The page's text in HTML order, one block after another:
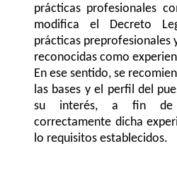
prácticas profesionales
modifica el Decreto
prácticas preprofesionales
reconocidas como
En ese sentido, se
las bases y el perfil del
su interés, a fin de
correctamente dicha
lo requisitos establecidos.